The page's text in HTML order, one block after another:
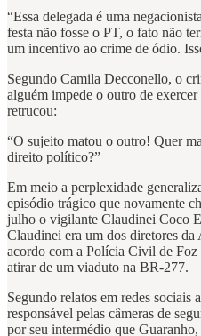
“Essa delegada é uma
festa não fosse o PT, o fato não
um incentivo ao crime de ódio.
Segundo Camila Decconello, o
alguém impede o outro de
retrucou:
“O sujeito matou o outro! Quer
direito político?”
Em meio a perplexidade
episódio trágico que novamente
julho o vigilante Claudinei Coco
Claudinei era um dos diretores
acordo com a Polícia Civil de
atirar de um viaduto na BR-277.
Segundo relatos em redes sociais
responsável pelas câmeras de
por seu intermédio que